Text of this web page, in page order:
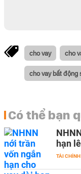
cho vay cho
cho vay bất động
Có thể bạn
hạn
TÀI CHÍNH